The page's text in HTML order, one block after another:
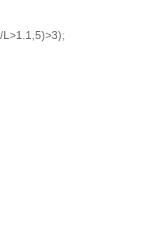
L>1.1,5)>3);